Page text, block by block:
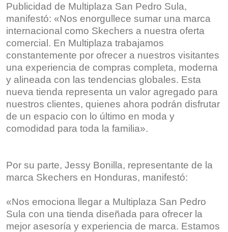
Publicidad de Multiplaza San Pedro Sula,
manifestó: «Nos enorgullece sumar una marca
internacional como Skechers a nuestra oferta
comercial. En Multiplaza trabajamos
constantemente por ofrecer a nuestros visitantes
una experiencia de compras completa, moderna
y alineada con las tendencias globales. Esta
nueva tienda representa un valor agregado para
nuestros clientes, quienes ahora podrán disfrutar
de un espacio con lo último en moda y
comodidad para toda la familia».
Por su parte, Jessy Bonilla, representante de la
marca Skechers en Honduras, manifestó:
«Nos emociona llegar a Multiplaza San Pedro
Sula con una tienda diseñada para ofrecer la
mejor asesoría y experiencia de marca. Estamos